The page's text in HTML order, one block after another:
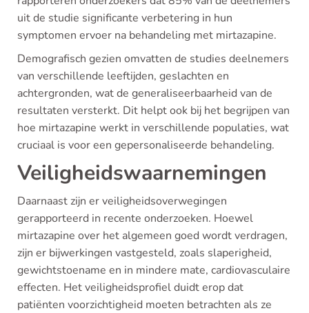
uit de studie significante verbetering in hun
symptomen ervoer na behandeling met mirtazapine.
Demografisch gezien omvatten de studies deelnemers
van verschillende leeftijden, geslachten en
achtergronden, wat de generaliseerbaarheid van de
resultaten versterkt. Dit helpt ook bij het begrijpen van
hoe mirtazapine werkt in verschillende populaties, wat
cruciaal is voor een gepersonaliseerde behandeling.
Veiligheidswaarnemingen
Daarnaast zijn er veiligheidsoverwegingen
gerapporteerd in recente onderzoeken. Hoewel
mirtazapine over het algemeen goed wordt verdragen,
zijn er bijwerkingen vastgesteld, zoals slaperigheid,
gewichtstoename en in mindere mate, cardiovasculaire
effecten. Het veiligheidsprofiel duidt erop dat
patiënten voorzichtigheid moeten betrachten als ze